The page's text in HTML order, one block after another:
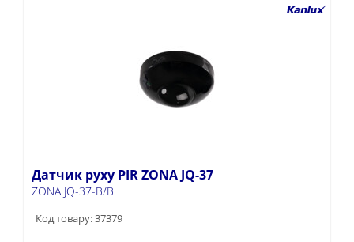
Датчик руху PIR ZONA JQ-37
ZONA JQ-37-B/B
Код товару: 37379